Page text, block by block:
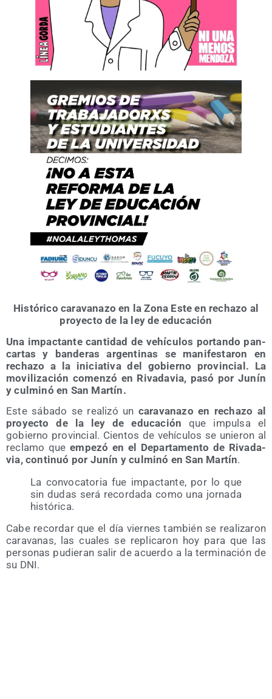
His­tó­ri­co cara­va­na­zo en la Zona Este en recha­zo al
pro­yec­to de la ley de educación
Una impac­tan­te can­ti­dad de vehícu­los por­tan­do pan­
car­tas y ban­de­ras argen­ti­nas se mani­fes­ta­ron en
recha­zo a la ini­cia­ti­va del gobierno pro­vin­cial. La
movi­li­za­ción comen­zó en Riva­da­via, pasó por Junín
y cul­mi­nó en San Martín.
Este sába­do se reali­zó un cara­va­na­zo en recha­zo al
pro­yec­to de la ley de edu­ca­ción que impul­sa el
gobierno pro­vin­cial. Cien­tos de vehícu­los se unie­ron al
recla­mo queempe­zó en el Depar­ta­men­to de Riva­da­
via, con­ti­nuó por Junín y cul­mi­nó en San Mar­tín.
La con­vo­ca­to­ria fue impac­tan­te, por lo que
sin dudas será recor­da­da como una jor­na­da
histórica.
Cabe recor­dar que el día vier­nes tam­bién se rea­li­za­ron
cara­va­nas, las cua­les se repli­ca­ron hoy para que las
per­so­nas pudie­ran salir de acuer­do a la ter­mi­na­ción de
su DNI.